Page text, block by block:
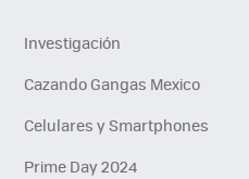
Investigación
Cazando Gangas Mexico
Celulares y Smartphones
Prime Day 2024